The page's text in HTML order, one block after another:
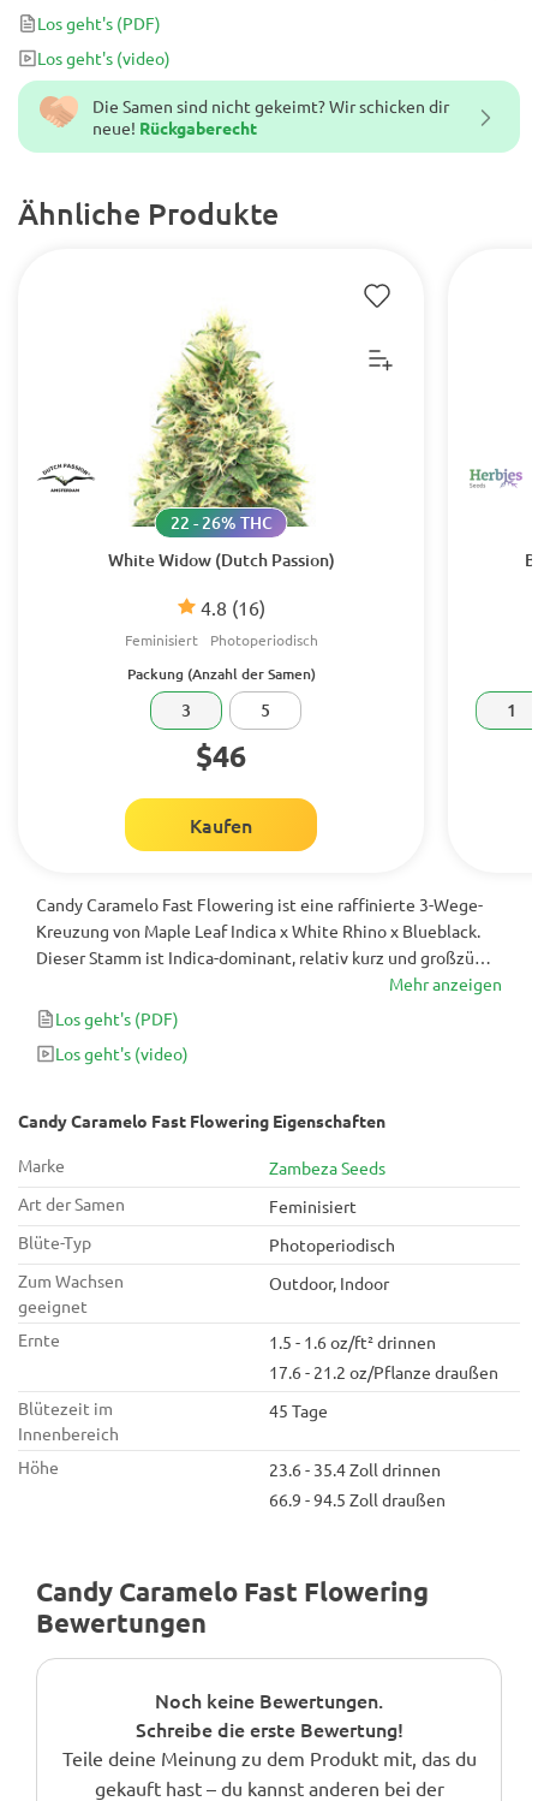
Die Samen sind nicht gekeimt? Wir schicken dir
neue! Rückgaberecht
Ähnliche Produkte
White Widow (Dutch Passion)
4.8 (16)
22 - 26% THC
Feminisiert Photoperiodisch
Packung (Anzahl der Samen)
3 5
$46
Kaufen
1
Candy Caramelo Fast Flowering ist eine raffinierte 3-Wege-
Kreuzung von Maple Leaf Indica x White Rhino x Blueblack.
Dieser Stamm ist Indica-dominant, relativ kurz und großzügig
nachgebend. Es ist ideal für Züchter, die schnelle Blütezeiten
und Karamellaromen ohne Ruderalis-Genetik suchen.
Mehr anzeigen
Los geht's (PDF)
Los geht's (video)
Candy Caramelo Fast Flowering Eigenschaften
Marke
Zambeza Seeds
Art der Samen
Feminisiert
Blüte-Typ
Photoperiodisch
Zum Wachsen
geeignet
Outdoor, Indoor
Ernte
1.5 - 1.6 oz/ft² drinnen
17.6 - 21.2 oz/Pflanze draußen
Blütezeit im
Innenbereich
45 Tage
Höhe
23.6 - 35.4 Zoll drinnen
66.9 - 94.5 Zoll draußen
Candy Caramelo Fast Flowering
Bewertungen
Noch keine Bewertungen.
Schreibe die erste Bewertung!
Teile deine Meinung zu dem Produkt mit, das du
gekauft hast – du kannst anderen bei der
Karamellaromen ohne Ruderalis-Genetik suchen.
Los geht's (PDF)
Los geht's (video)